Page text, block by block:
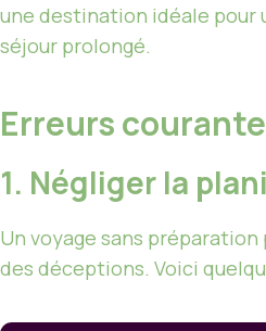
une destination idéale pour
séjour prolongé.
Erreurs
1. Négliger la
Un voyage sans
des déceptions. Voici